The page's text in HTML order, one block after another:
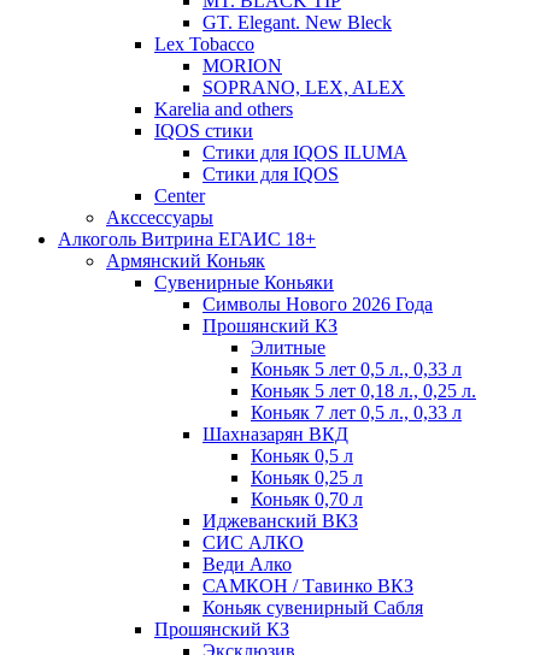
GT. Elegant. New Bleck
Lex Tobacco
MORION
SOPRANO, LEX, ALEX
Karelia and others
IQOS стики
Стики для IQOS ILUMA
Стики для IQOS
Сenter
Акссессуары
Алкоголь Витрина ЕГАИС 18+
Армянский Коньяк
Сувенирные Коньяки
Символы Нового 2026 Года
Прошянский КЗ
Элитные
Коньяк 5 лет 0,5 л., 0,33 л
Коньяк 5 лет 0,18 л., 0,25 л.
Коньяк 7 лет 0,5 л., 0,33 л
Шахназарян ВКД
Коньяк 0,5 л
Коньяк 0,25 л
Коньяк 0,70 л
Иджеванский ВКЗ
СИС АЛКО
Веди Алко
САМКОН / Тавинко ВКЗ
Коньяк сувенирный Сабля
Прошянский КЗ
Эксклюзив